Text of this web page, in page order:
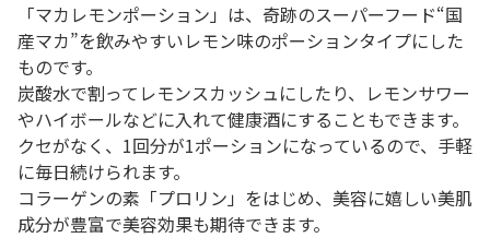
「マカレモンポーション」は、奇跡のスーパーフード“国
産マカ”を飲みやすいレモン味のポーションタイプにした
ものです。
炭酸水で割ってレモンスカッシュにしたり、レモンサワー
やハイボールなどに入れて健康酒にすることもできます。
クセがなく、1回分が1ポーションになっているので、手軽
に毎日続けられます。
コラーゲンの素「プロリン」をはじめ、美容に嬉しい美肌
成分が豊富で美容効果も期待できます。